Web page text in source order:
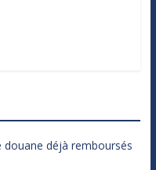
déjà remboursés